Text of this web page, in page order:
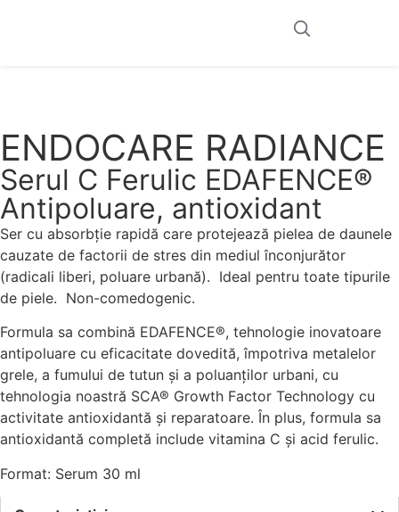
ENDOCARE RADIANCE
Serul C Ferulic EDAFENCE®
Antipoluare, antioxidant
Ser cu absorbție rapidă care protejează pielea de daunele
cauzate de factorii de stres din mediul înconjurător
(radicali liberi, poluare urbană). Ideal pentru toate tipurile
de piele. Non-comedogenic.
Formula sa combină EDAFENCE®, tehnologie inovatoare
antipoluare cu eficacitate dovedită, împotriva metalelor
grele, a fumului de tutun și a poluanților urbani, cu
tehnologia noastră SCA® Growth Factor Technology cu
activitate antioxidantă și reparatoare. În plus, formula sa
antioxidantă completă include vitamina C și acid ferulic.
Format: Serum 30 ml